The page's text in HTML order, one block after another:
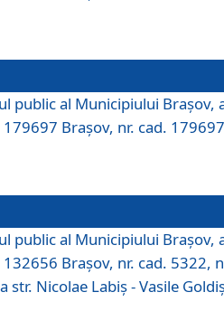
public al Municipiului Braşov,
Brașov, nr. cad.
public al Municipiului Braşov,
Brașov, nr. cad. 5322,
Nicolae Labiș - Vasile